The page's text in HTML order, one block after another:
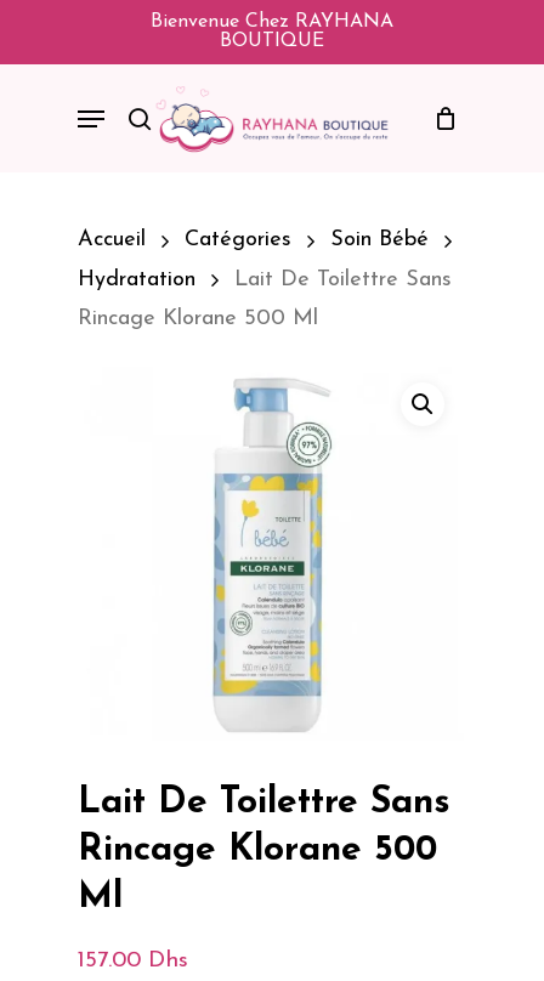
Bienvenue Chez RAYHANA
BOUTIQUE
Search
Menu
Accueil Catégories
Soin Bébé
Hydratation
Lait De Toilettre Sans
Rincage Klorane 500 Ml
Lait De Toilettre Sans
Rincage Klorane 500
Ml
157.00 Dhs